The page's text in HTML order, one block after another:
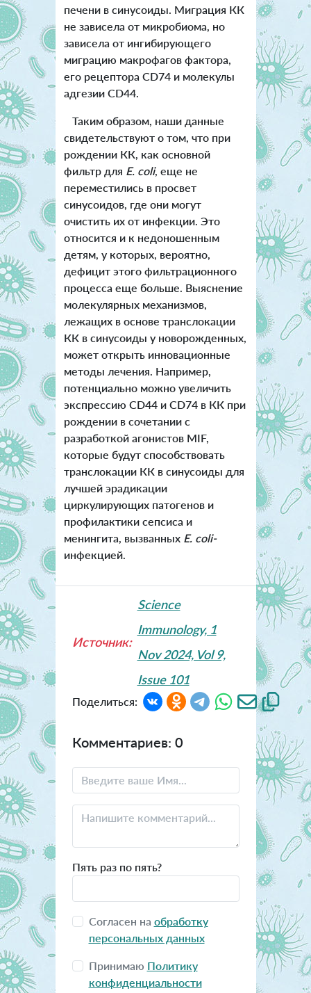
печени в синусоиды. Миграция КК
не зависела от микробиома, но
зависела от ингибирующего
миграцию макрофагов фактора,
его рецептора CD74 и молекулы
адгезии CD44.
Таким образом, наши данные
свидетельствуют о том, что при
рождении КК, как основной
фильтр для E. coli, еще не
переместились в просвет
синусоидов, где они могут
очистить их от инфекции. Это
относится и к недоношенным
детям, у которых, вероятно,
дефицит этого фильтрационного
процесса еще больше. Выяснение
молекулярных механизмов,
лежащих в основе транслокации
КК в синусоиды у новорожденных,
может открыть инновационные
методы лечения. Например,
потенциально можно увеличить
экспрессию CD44 и CD74 в КК при
рождении в сочетании с
разработкой агонистов MIF,
которые будут способствовать
транслокации КК в синусоиды для
лучшей эрадикации
циркулирующих патогенов и
профилактики сепсиса и
менингита, вызванных E. coli-
инфекцией.
Источник:
Science
Immunology, 1
Nov 2024, Vol 9,
Issue 101
Поделиться:
Комментариев: 0
Пять раз по пять?
Согласен на обработку
персональных данных
Принимаю Политику
конфиденциальности